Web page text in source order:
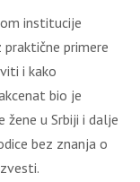
institucije
praktične primere
i kako
bio je
žene u Srbiji i dalje
bez znanja o